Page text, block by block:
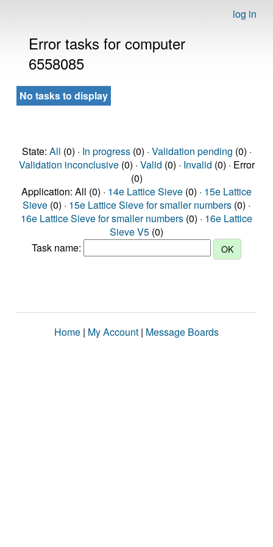
log in
Error tasks for computer
6558085
No tasks to display
State: All (0) · In progress(0) · Validation pending (0) ·
Validation inconclusive(0) · Valid (0) · Invalid (0) · Error
(0)
Application: All (0) · 14e Lattice Sieve (0) · 15e Lattice
Sieve (0) · 15e Lattice Sieve for smaller numbers (0) ·
16e Lattice Sieve for smaller numbers (0) · 16e Lattice
Sieve V5 (0)
Task name:
Home | My Account | Message Boards